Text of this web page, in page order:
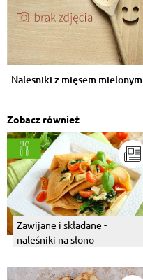
Nalesniki z mięsem mielonym
Zobacz również
Zawijane i składane -
naleśniki na słono